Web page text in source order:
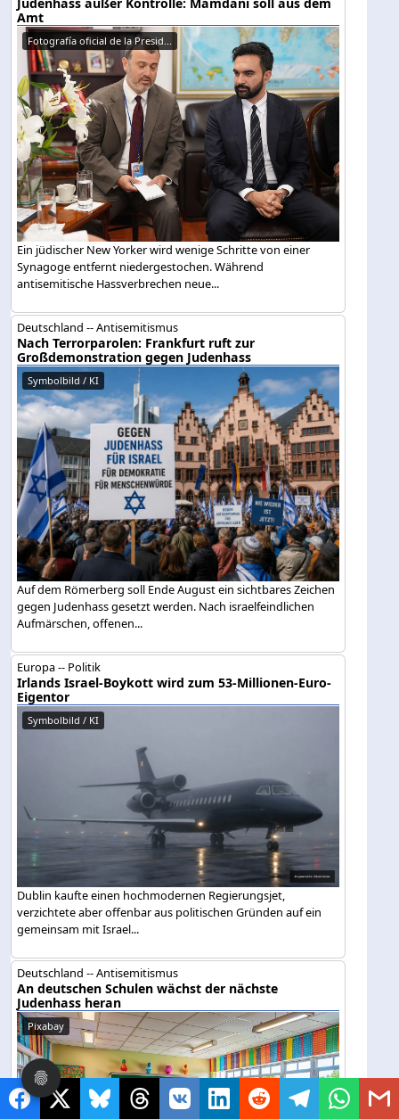
Amt
Fotografía oficial de la Presid...
Ein jüdischer New Yorker wird wenige Schritte von einer
Synagoge entfernt niedergestochen. Während
antisemitische Hassverbrechen neue...
Deutschland -- Antisemitismus
Nach Terrorparolen: Frankfurt ruft zur
Großdemonstration gegen Judenhass
Symbolbild / KI
Auf dem Römerberg soll Ende August ein sichtbares Zeichen
gegen Judenhass gesetzt werden. Nach israelfeindlichen
Aufmärschen, offenen...
Europa -- Politik
Irlands Israel-Boykott wird zum 53-Millionen-Euro-
Eigentor
Symbolbild / KI
Dublin kaufte einen hochmodernen Regierungsjet,
verzichtete aber offenbar aus politischen Gründen auf ein
gemeinsam mit Israel...
Deutschland -- Antisemitismus
An deutschen Schulen wächst der nächste
Judenhass heran
Pixabay